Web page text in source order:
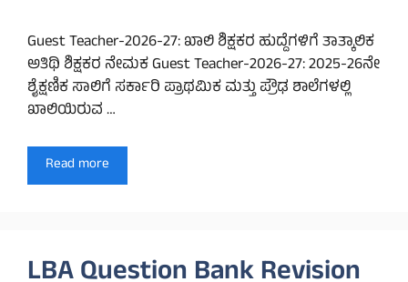
Guest Teacher-2026-27: ಖಾಲಿ ಶಿಕ್ಷಕರ ಹುದ್ದೆಗಳಿಗೆ ತಾತ್ಕಾಲಿಕ
ಅತಿಥಿ ಶಿಕ್ಷಕರ ನೇಮಕ Guest Teacher-2026-27: 2025-26ನೇ
ಶೈಕ್ಷಣಿಕ ಸಾಲಿಗೆ ಸರ್ಕಾರಿ ಪ್ರಾಥಮಿಕ ಮತ್ತು ಪ್ರೌಢ ಶಾಲೆಗಳಲ್ಲಿ
ಖಾಲಿಯಿರುವ …
Read more